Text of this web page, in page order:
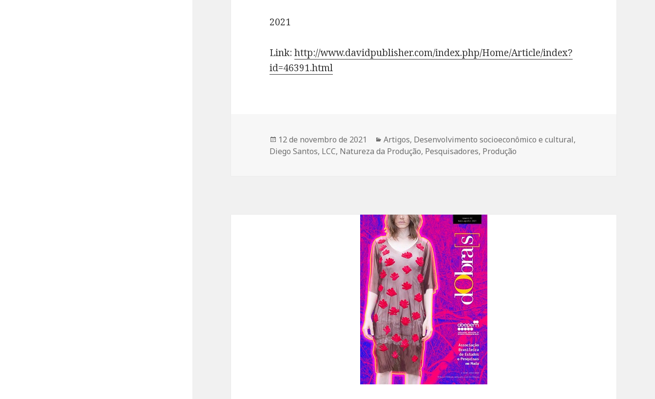
2021
Link:http://www.davidpublisher.com/index.php/Home/Article/index?
id=46391.html
Publicado
em
12 de novembro de 2021 Categorias
Artigos, Desenvolvimento socioeconômico e cultural,
Diego Santos, LCC, Natureza da Produção, Pesquisadores, Produção